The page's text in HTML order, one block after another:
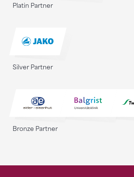
Platin Partner
Silver Partner
Bronze Partner